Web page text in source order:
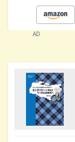
AD